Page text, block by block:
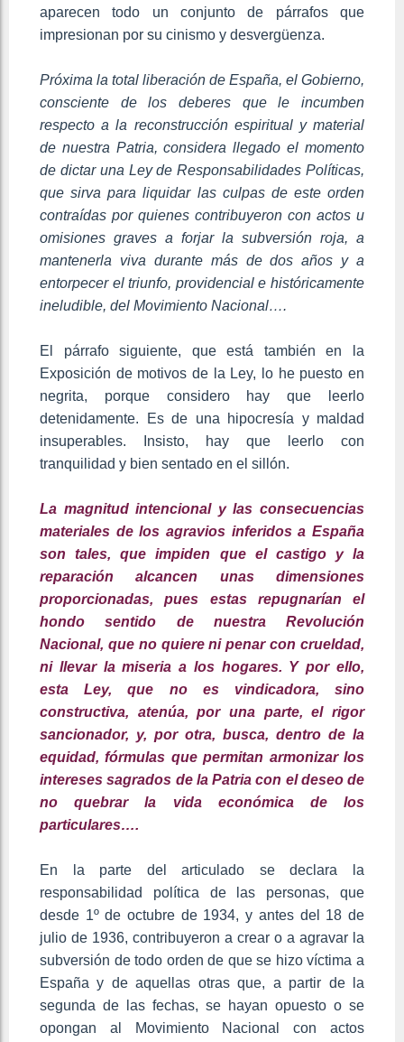
aparecen todo un conjunto de párrafos que
impresionan por su cinismo y desvergüenza.
Próxima la total liberación de España, el Gobierno,
consciente de los deberes que le incumben
respecto a la reconstrucción espiritual y material
de nuestra Patria, considera llegado el momento
de dictar una Ley de Responsabilidades Políticas,
que sirva para liquidar las culpas de este orden
contraídas por quienes contribuyeron con actos u
omisiones graves a forjar la subversión roja, a
mantenerla viva durante más de dos años y a
entorpecer el triunfo, providencial e históricamente
ineludible, del Movimiento Nacional….
El párrafo siguiente, que está también en la
Exposición de motivos de la Ley, lo he puesto en
negrita, porque considero hay que leerlo
detenidamente. Es de una hipocresía y maldad
insuperables. Insisto, hay que leerlo con
tranquilidad y bien sentado en el sillón.
La magnitud intencional y las consecuencias
materiales de los agravios inferidos a España
son tales, que impiden que el castigo y la
reparación alcancen unas dimensiones
proporcionadas, pues estas repugnarían el
hondo sentido de nuestra Revolución
Nacional, que no quiere ni penar con crueldad,
ni llevar la miseria a los hogares. Y por ello,
esta Ley, que no es vindicadora, sino
constructiva, atenúa, por una parte, el rigor
sancionador, y, por otra, busca, dentro de la
equidad, fórmulas que permitan armonizar los
intereses sagrados de la Patria con el deseo de
no quebrar la vida económica de los
particulares….
En la parte del articulado se declara la
responsabilidad política de las personas, que
desde 1º de octubre de 1934, y antes del 18 de
julio de 1936, contribuyeron a crear o a agravar la
subversión de todo orden de que se hizo víctima a
España y de aquellas otras que, a partir de la
segunda de las fechas, se hayan opuesto o se
opongan al Movimiento Nacional con actos